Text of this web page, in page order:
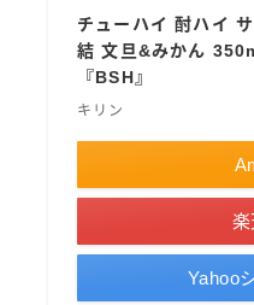
オリオンビール
WATTA
チューハイ 酎ハイ
結 文旦&みかん
『BSH』
キリン
Yahoo